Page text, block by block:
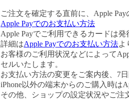
ご注文を確定する直前に、Apple
Apple Payでのお支払い方法
Apple Payでご利用できるカードは発
詳細はApple Payでのお支払い方法よ
お客様のご利用状況などによって
セルいたします。
お支払い方法の変更をご案内後、7
iPhone以外の端末からのご購入時は
その他、ショップの設定状況やご注